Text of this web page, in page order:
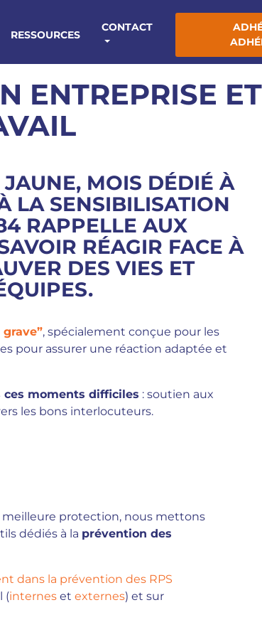
RESSOURCES
CONTACT
ENTREPRISE ET
JAUNE, MOIS DÉDIÉ À
LA SENSIBILISATION
RAPPELLE AUX
RÉAGIR FACE À
DES VIES ET
, spécialement conçue pour les
pour assurer une réaction adaptée et
ces moments difficiles : soutien aux
les bons interlocuteurs.
protection, nous mettons
dédiés à la prévention des
dans la prévention des RPS
(internes etexternes) et sur